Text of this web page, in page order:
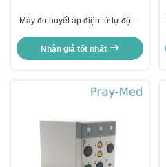
Máy đo huyết áp điện tử tự động
Nhận giá tốt nhất